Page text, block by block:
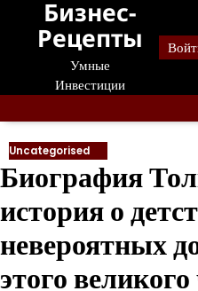
Перейти
содержанию
Бизнес-
Рецепты
Умные
Инвестиции
Uncategorised
Биография
история о
невероятных
этого